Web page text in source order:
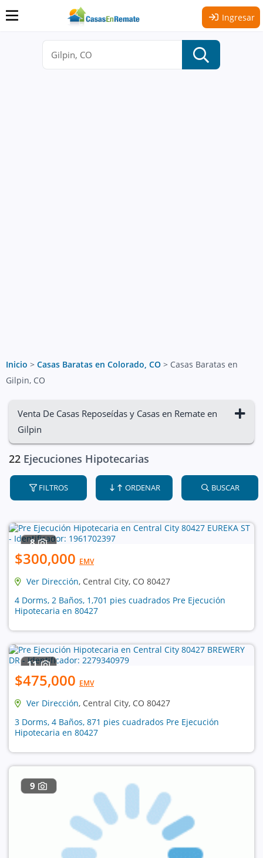
Ingresar
Inicio > Casas Baratas en Colorado, CO > Casas Baratas en
Gilpin, CO
Venta De Casas Reposeídas y Casas en Remate en
Gilpin
22 Ejecuciones Hipotecarias
FILTROS ORDENAR BUSCAR
8
$300,000 EMV
Ver Dirección, Central City, CO 80427
4 Dorms, 2 Baños, 1,701 pies cuadrados Pre Ejecución
Hipotecaria en 80427
11
$475,000 EMV
Ver Dirección, Central City, CO 80427
3 Dorms, 4 Baños, 871 pies cuadrados Pre Ejecución
Hipotecaria en 80427
9